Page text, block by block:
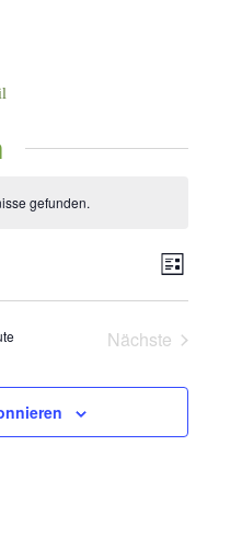
gefunden.
Liste
Nächste